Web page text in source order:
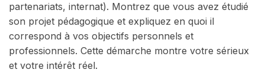
partenariats, internat). Montrez que vous avez étudié
son projet pédagogique et expliquez en quoi il
correspond à vos objectifs personnels et
professionnels. Cette démarche montre votre sérieux
et votre intérêt réel.